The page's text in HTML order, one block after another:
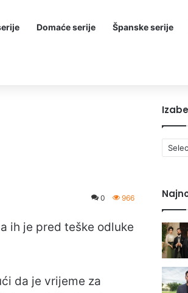
Domaće serije Španske serije
0 966
ih je pred teške odluke
da je vrijeme za
Izaberi